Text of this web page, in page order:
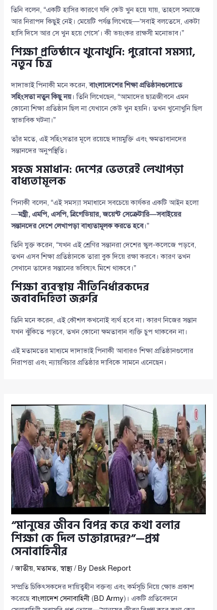
তিনি বলেন, “একটি হাসির কারণে যদি কেউ খুন হয়ে যায়, তাহলে সমাজে
আর নিরাপদ কিছুই নেই। মেয়েটি পর্যন্ত লিখেছে—‘সবাই বলতেসে, একটা
হাসি দিসে আর সে খুন হয়ে গেসে’। কী ভয়ংকর রাক্ষসী মনোভাব।”
শিক্ষা প্রতিষ্ঠানে খুনোখুনি: পুরোনো সমস্যা,
নতুন চিত্র
দাদাভাই পিনাকী মনে করেন,বাংলাদেশের শিক্ষা প্রতিষ্ঠানগুলোতে
সহিংসতা নতুন কিছু নয়। তিনি লিখেছেন, “আমাদের ছাত্রজীবনে এমন
কোনো শিক্ষা প্রতিষ্ঠান ছিল না যেখানে কেউ খুন হয়নি। তখন খুনোখুনি ছিল
স্বাভাবিক ঘটনা।”
তাঁর মতে, এই সহিংসতার মূলে রয়েছে দায়মুক্তি এবং ক্ষমতাবানদের
সন্তানদের অনুপস্থিতি।
সহজ সমাধান: দেশের ভেতরেই লেখাপড়া
বাধ্যতামূলক
পিনাকী বলেন, “এই সমস্যা সমাধানে সবচেয়ে কার্যকর একটি আইন হলো
—মন্ত্রী, এমপি, এসপি, ব্রিগেডিয়ার, জয়েন্ট সেক্রেটারি—সবাইয়ের
সন্তানদের দেশে লেখাপড়া বাধ্যতামূলক করতে হবে।”
তিনি যুক্ত করেন, “যখন এই শ্রেণির সন্তানরা দেশের স্কুল-কলেজে পড়বে,
তখন এসব শিক্ষা প্রতিষ্ঠানকে তারা বুক দিয়ে রক্ষা করবে। কারণ তখন
সেখানে তাদের সন্তানের ভবিষ্যৎ মিশে থাকবে।”
শিক্ষা ব্যবস্থায় নীতিনির্ধারকদের
জবাবদিহিতা জরুরি
তিনি মনে করেন, এই কৌশল কখনোই ব্যর্থ হবে না। কারণ নিজের সন্তান
যখন ঝুঁকিতে পড়বে, তখন কোনো ক্ষমতাবান ব্যক্তি চুপ থাকবেন না।
এই মতামতের মাধ্যমে দাদাভাই পিনাকী আবারও শিক্ষা প্রতিষ্ঠানগুলোর
নিরাপত্তা এবং ন্যায়বিচার প্রতিষ্ঠার দাবিকে সামনে এনেছেন।
“মানুষের জীবন বিপন্ন করে কথা বলার
শিক্ষা কে দিল ডাক্তারদের?”—প্রশ্ন
সেনাবাহিনীর
/জাতীয়,মতামত,স্বাস্থ্য/ By Desk Report
সম্প্রতি চিকিৎসকদের দায়িত্বহীন বক্তব্য এবং কর্মসূচি নিয়ে ক্ষোভ প্রকাশ
করেছেবাংলাদেশ সেনাবাহিনী (BD Army)। একটি প্রতিবেদনে